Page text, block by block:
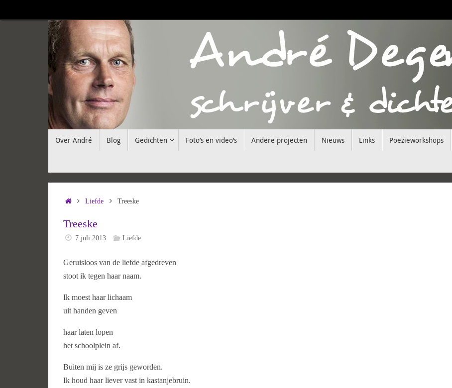
naar
naarOver André Blog Gedichten Foto’s en video’s Andere projecten Nieuws Links Poëzieworkshops
HomeLiefde Treeske
Treeske
7 juli 2013 Liefde
Geruisloos van de liefde afgedreven
stoot ik tegen haar naam.
Ik moest haar lichaam
uit handen geven
haar laten lopen
het schoolplein af.
Buiten mij is ze grijs geworden.
Ik houd haar liever vast in kastanjebruin.